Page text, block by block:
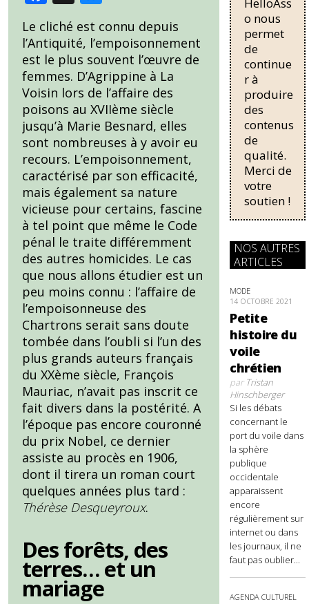
ac
e
b
o
o
k
e
sk
y
Le cliché est connu depuis
l’Antiquité, l’empoisonnement
est le plus souvent l’œuvre de
femmes. D’Agrippine à La
Voisin lors de l’affaire des
poisons au XVIIème siècle
jusqu’à Marie Besnard, elles
sont nombreuses à y avoir eu
recours. L’empoisonnement,
caractérisé par son efficacité,
mais également sa nature
vicieuse pour certains, fascine
à tel point que même le Code
pénal le traite différemment
des autres homicides. Le cas
que nous allons étudier est un
peu moins connu : l’affaire de
l’empoisonneuse des
Chartrons serait sans doute
tombée dans l’oubli si l’un des
plus grands auteurs français
du XXème siècle, François
Mauriac, n’avait pas inscrit ce
fait divers dans la postérité. A
l’époque pas encore couronné
du prix Nobel, ce dernier
assiste au procès en 1906,
dont il tirera un roman court
quelques années plus tard :
Thérèse Desqueyroux.
Des forêts, des
terres… et un
mariage
nécessaire
pour une
régularisati
on,
passant
de trois...
o nous
permet
de
continue
r à
produire
des
contenus
de
qualité.
Merci de
votre
soutien !
NOS AUTRES
ARTICLES
MODE
14 OCTOBRE 2021
Petite
histoire du
voile
chrétien
parTristan
Hinschberger
Si les débats
concernant le
port du voile dans
la sphère
publique
occidentale
apparaissent
encore
régulièrement sur
internet ou dans
les journaux, il ne
faut pas oublier...
AGENDA CULTUREL